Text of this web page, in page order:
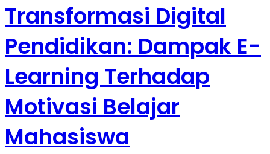
Transformasi Digital
Pendidikan: Dampak E-
Learning Terhadap
Motivasi Belajar
Mahasiswa